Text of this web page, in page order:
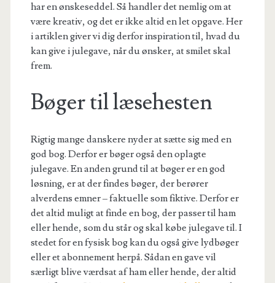
har en ønskeseddel. Så handler det nemlig om at
være kreativ, og det er ikke altid en let opgave. Her
i artiklen giver vi dig derfor inspiration til, hvad du
kan give i julegave, når du ønsker, at smilet skal
frem.
Bøger til læsehesten
Rigtig mange danskere nyder at sætte sig med en
god bog. Derfor er bøger også den oplagte
julegave. En anden grund til at bøger er en god
løsning, er at der findes bøger, der berører
alverdens emner – faktuelle som fiktive. Derfor er
det altid muligt at finde en bog, der passer til ham
eller hende, som du står og skal købe julegave til. I
stedet for en fysisk bog kan du også give lydbøger
eller et abonnement herpå. Sådan en gave vil
særligt blive værdsat af ham eller hende, der altid